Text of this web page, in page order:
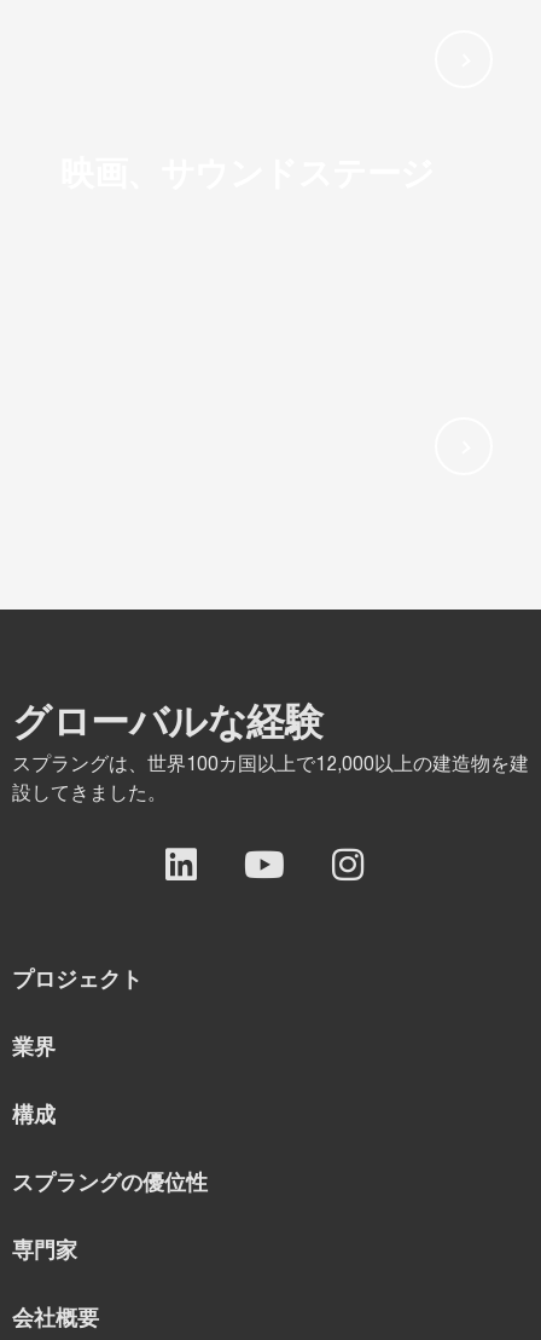
グローバルな経験
スプラングは、世界100カ国以上で12,000以上の建造物を建
設してきました。
プロジェクト
業界
構成
スプラングの優位性
専門家
会社概要